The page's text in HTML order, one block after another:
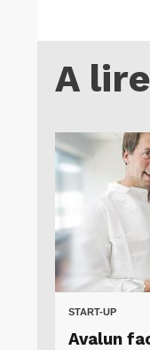
A
START-UP
Avalun